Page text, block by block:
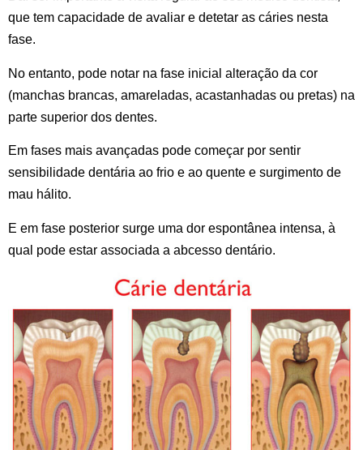
que tem capacidade de avaliar e detetar as cáries nesta
fase.
No entanto, pode notar na fase inicial alteração da cor
(manchas brancas, amareladas, acastanhadas ou pretas) na
parte superior dos dentes.
Em fases mais avançadas pode começar por sentir
sensibilidade dentária ao frio e ao quente e surgimento de
mau hálito.
E em fase posterior surge uma dor espontânea intensa, à
qual pode estar associada a abcesso dentário.